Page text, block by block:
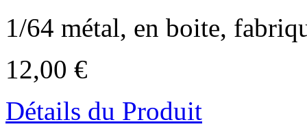
1/64 métal, en boite,
12,00 €
Détails du Produit